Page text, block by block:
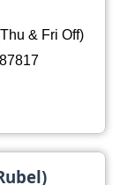
& Fri Off)